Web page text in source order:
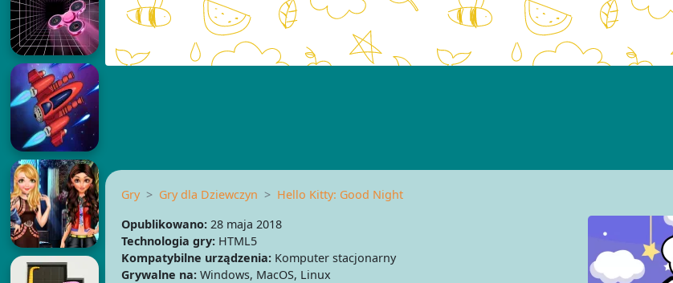
Gry Gry dla Dziewczyn
Hello Kitty: Good Night
Opublikowano:28 maja 2018
Technologia gry:HTML5
Kompatybilne urządzenia:Komputer stacjonarny
Grywalne na:Windows, MacOS, Linux